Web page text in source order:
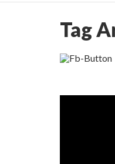
Lepădarea de
Tag